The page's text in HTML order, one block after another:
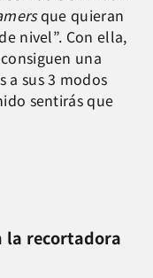
que quieran
nivel”. Con ella,
una
a sus 3 modos
sentirás que
la recortadora